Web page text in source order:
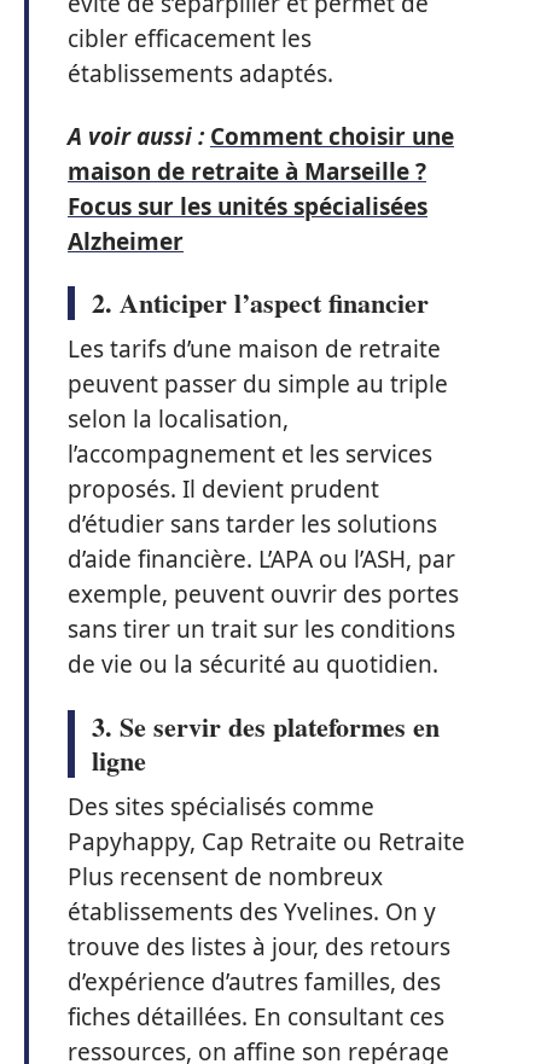
cibler efficacement les
établissements adaptés.
A voir aussi : Comment choisir une
maison de retraite à Marseille ?
Focus sur les unités spécialisées
Alzheimer
2. Anticiper l’aspect financier
Les tarifs d’une maison de retraite
peuvent passer du simple au triple
selon la localisation,
l’accompagnement et les services
proposés. Il devient prudent
d’étudier sans tarder les solutions
d’aide financière. L’APA ou l’ASH, par
exemple, peuvent ouvrir des portes
sans tirer un trait sur les conditions
de vie ou la sécurité au quotidien.
3. Se servir des plateformes en
ligne
Des sites spécialisés comme
Papyhappy, Cap Retraite ou Retraite
Plus recensent de nombreux
établissements des Yvelines. On y
trouve des listes à jour, des retours
d’expérience d’autres familles, des
fiches détaillées. En consultant ces
ressources, on affine son repérage